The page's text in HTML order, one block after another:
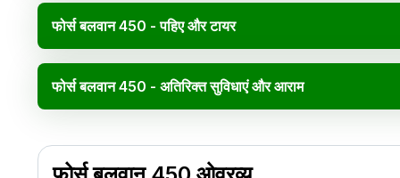
फोर्स बलवान 450 - पहिए और टायर
फोर्स बलवान 450 - अतिरिक्त सुविधाएं और आराम